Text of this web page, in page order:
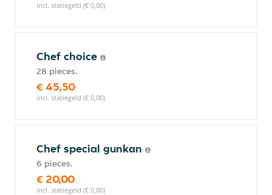
incl. statiegeld (€ 0,00)
Chef choice
28 pieces.
€ 45,50
incl. statiegeld (€ 0,00)
Chef special gunkan
6 pieces.
€ 20,00
incl. statiegeld (€ 0,00)